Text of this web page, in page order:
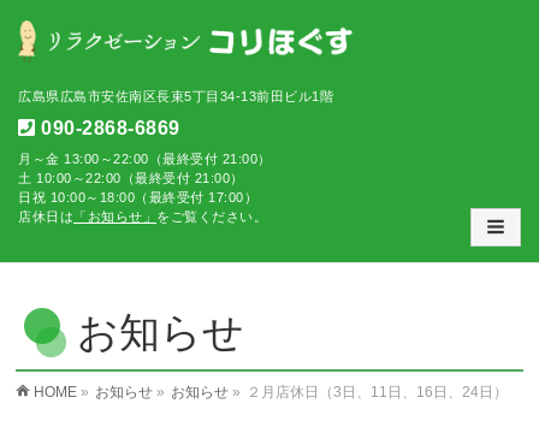
広島県広島市安佐南区長束5丁目34-13前田ビル1階
090-2868-6869
月～金 13:00～22:00（最終受付 21:00）
土 10:00～22:00（最終受付 21:00）
日祝 10:00～18:00（最終受付 17:00）
店休日は 「お知らせ」 をご覧ください。
お知らせ
HOME » お知らせ » お知らせ » ２月店休日（3日、11日、16日、24日）